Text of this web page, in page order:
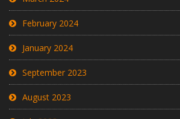
February 2024
January 2024
September 2023
August 2023